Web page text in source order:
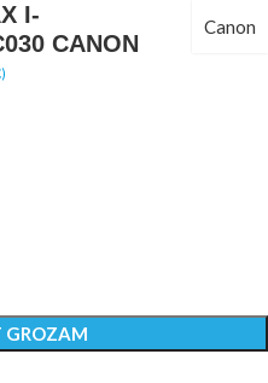
I-
CANON
Canon
)
GROZAM